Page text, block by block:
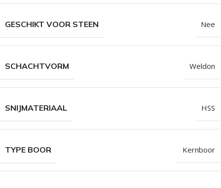
GESCHIKT VOOR STEEN Nee
SCHACHTVORM Weldon
SNIJMATERIAAL HSS
TYPE BOOR Kernboor